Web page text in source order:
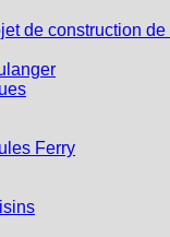
de construction de
Ferry